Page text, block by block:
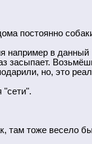
постоянно
например в
засыпает.
но, это
"сети".
там тоже весело